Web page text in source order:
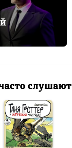
слушают